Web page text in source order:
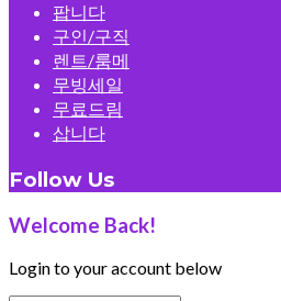
팝니다
구인/구직
렌트/룸메
무빙세일
무료드림
삽니다
Follow Us
Welcome Back!
Login to your account below